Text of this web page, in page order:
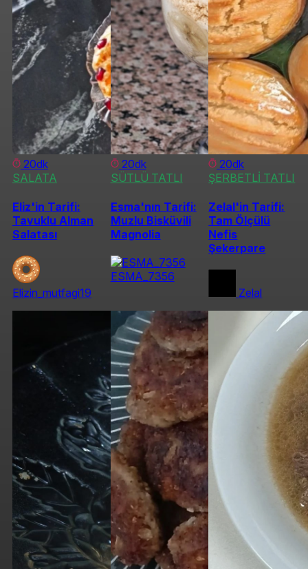
20dk
SALATA
Eliz'in Tarifi:
Tavuklu Alman
Salatası
Elizin_mutfagi19
20dk
SÜTLÜ TATLI
Esma'nın Tarifi:
Muzlu Bisküvili
Magnolia
ESMA_7356
20dk
ŞERBETLİ TATLI
Zelal'in Tarifi:
Tam Ölçülü
Nefis
Şekerpare
Zelal